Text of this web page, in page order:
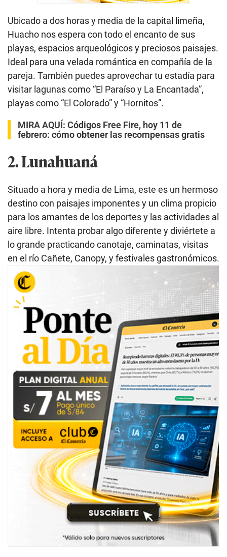
Ubicado a dos horas y media de la capital limeña,
Huacho nos espera con todo el encanto de sus
playas, espacios arqueológicos y preciosos paisajes.
Ideal para una velada romántica en compañía de la
pareja. También puedes aprovechar tu estadía para
visitar lagunas como “El Paraíso y La Encantada”,
playas como “El Colorado” y “Hornitos”.
MIRA AQUÍ: Códigos Free Fire, hoy 11 de
febrero: cómo obtener las recompensas gratis
2. Lunahuaná
Situado a hora y media de Lima, este es un hermoso
destino con paisajes imponentes y un clima propicio
para los amantes de los deportes y las actividades al
aire libre. Intenta probar algo diferente y diviértete a
lo grande practicando canotaje, caminatas, visitas
en el río Cañete, Canopy, y festivales gastronómicos.